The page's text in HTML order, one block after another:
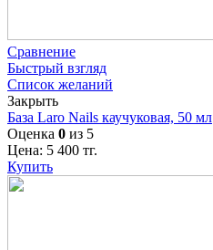
Сравнение
Быстрый взгляд
Список желаний
Закрыть
База Laro Nails каучуковая, 50 мл
Оценка 0 из 5
Цена: 5 400 тг.
Купить